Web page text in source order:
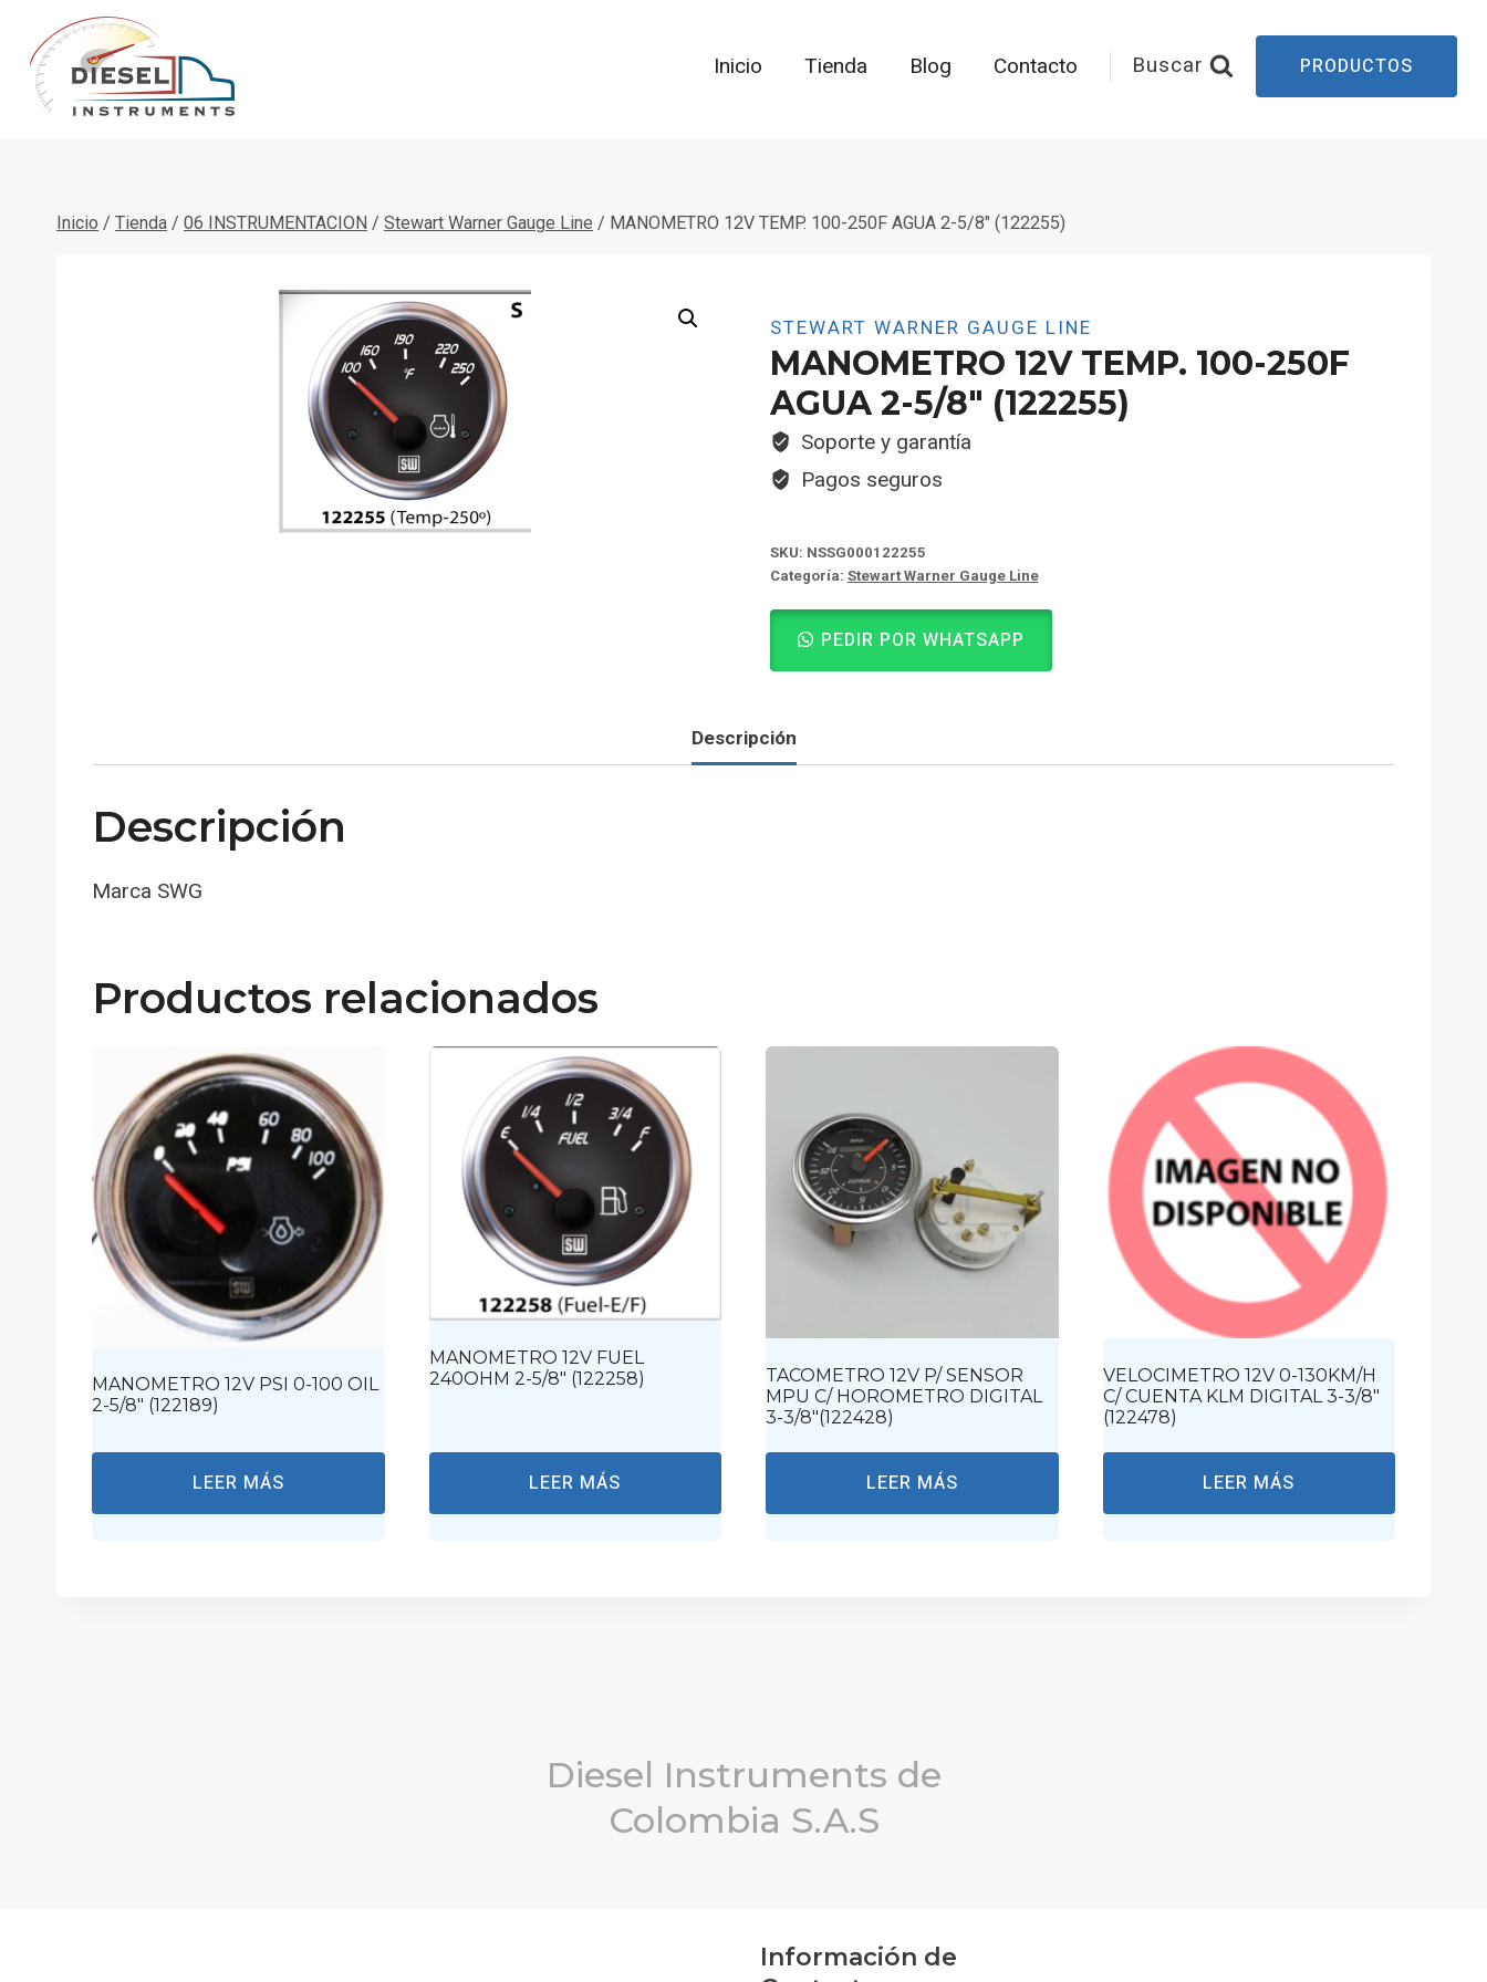
contenido
Inicio Tienda Blog Contacto Buscar PRODUCTOS
Inicio / Tienda / 06 INSTRUMENTACION / Stewart Warner Gauge Line / MANOMETRO 12V TEMP. 100-250F AGUA 2-5/8″ (122255)
STEWART WARNER GAUGE LINE
MANOMETRO 12V TEMP. 100-250F
AGUA 2-5/8″ (122255)
Soporte y garantía
Pagos seguros
SKU: NSSG000122255
Categoría: Stewart Warner Gauge Line
PEDIR POR WHATSAPP
Descripción
Descripción
Marca SWG
Productos relacionados
MANOMETRO 12V PSI 0-100 OIL
2-5/8″ (122189)
LEER MÁS
MANOMETRO 12V FUEL
240OHM 2-5/8″ (122258)
LEER MÁS
TACOMETRO 12V P/ SENSOR
MPU C/ HOROMETRO DIGITAL
3-3/8″(122428)
LEER MÁS
VELOCIMETRO 12V 0-130KM/H
C/ CUENTA KLM DIGITAL 3-3/8″
(122478)
LEER MÁS
Diesel Instruments de
Colombia S.A.S
Información de